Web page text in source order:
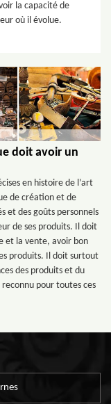
la capacité de
où il évolue.
doit avoir un
en histoire de l’art
de création et de
et des goûts personnels
de ses produits. Il doit
et la vente, avoir bon
produits. Il doit surtout
des produits et du
pour toutes ces